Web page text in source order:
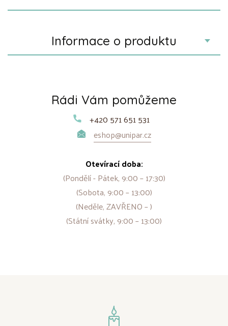
Informace o produktu
Rádi Vám pomůžeme
+420 571 651 531
eshop@unipar.cz
Otevírací doba:
(Pondělí - Pátek, 9:00 – 17:30)
(Sobota, 9:00 – 13:00)
(Neděle, ZAVŘENO – )
(Státní svátky, 9:00 – 13:00)